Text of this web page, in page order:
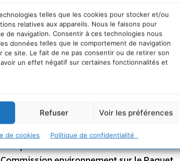
telles que les cookies pour stocker et/ou
relatives aux appareils. Nous le faisons pour
de navigation. Consentir à ces technologies nous
données telles que le comportement de navigation
ce site. Le fait de ne pas consentir ou de retirer son
un effet négatif sur certaines fonctionnalités et
Refuser Voir les préférences
de cookies Politique de confidentialité
«
Le dernier eurobaromètre 300 montre
dans l’écocitoyenneté. Les
peuvent le faire, qu’attendent les
avant que le climat nous change»
au WWF et acteur principal de la
humoristique et provocateur. «
et, sur un sujet aussi important
du floating qu’on nous offre. Nous
pour séduire et créer du buzz. De plus, le
le public ou non» déclare Jacques-
4 spots « Classe Ecolo » se termine avec